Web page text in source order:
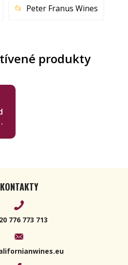
Peter Franus Wines
produkty
KONTAKTY
776 773 713